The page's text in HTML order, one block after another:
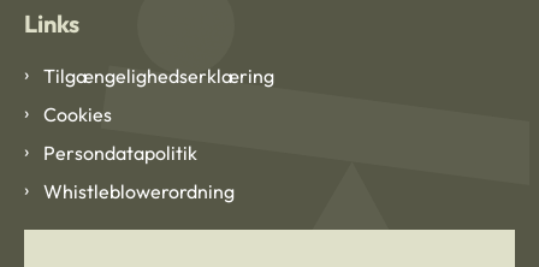
Links
Tilgængelighedserklæring
Cookies
Persondatapolitik
Whistleblowerordning